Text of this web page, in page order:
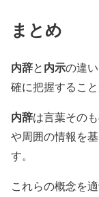
まとめ
内辞と内示の違
確に把握すること
内辞は言葉その
や周囲の情報を
す。
これらの概念を